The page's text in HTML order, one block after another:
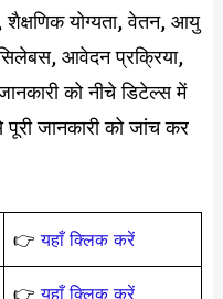
शैक्षणिक योग्यता, वेतन, आयु
सिलेबस, आवेदन प्रक्रिया,
को नीचे डिटेल्स में
जानकारी को जांच कर
👉यहाँ क्लिक करें
👉यहाँ क्लिक करें